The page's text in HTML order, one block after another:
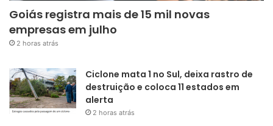
Goiás registra mais de 15 mil novas
empresas em julho
2 horas atrás
Ciclone mata 1 no Sul, deixa rastro de
destruição e coloca 11 estados em
alerta
2 horas atrás